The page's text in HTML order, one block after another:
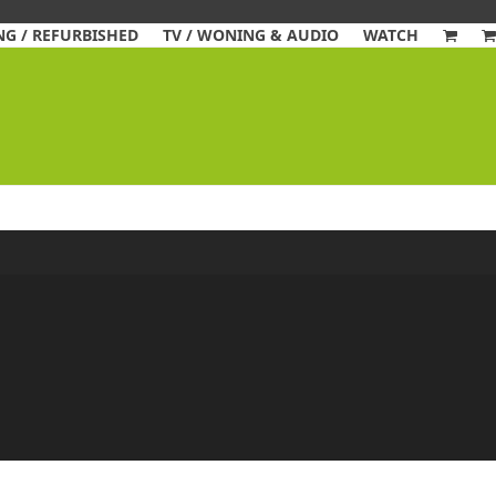
/ REFURBISHED TV / WONING & AUDIO WATCH